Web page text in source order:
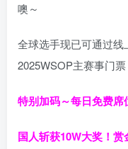
噢～
全球选手现已可通过
2025WSOP主赛事门
特别加码～每日免费席
国人斩获10W大奖！ 赏